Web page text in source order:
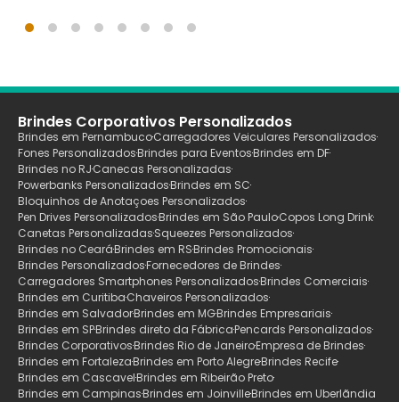
Brindes Corporativos Personalizados
Brindes em PernambucoCarregadores Veiculares Personalizados
Fones PersonalizadosBrindes para EventosBrindes em DF
Brindes no RJCanecas Personalizadas
Powerbanks PersonalizadosBrindes em SC
Bloquinhos de Anotaçoes Personalizados
Pen Drives PersonalizadosBrindes em São PauloCopos Long Drink
Canetas PersonalizadasSqueezes Personalizados
Brindes no CearáBrindes em RSBrindes Promocionais
Brindes PersonalizadosFornecedores de Brindes
Carregadores Smartphones PersonalizadosBrindes Comerciais
Brindes em CuritibaChaveiros Personalizados
Brindes em SalvadorBrindes em MGBrindes Empresariais
Brindes em SPBrindes direto da FábricaPencards Personalizados
Brindes CorporativosBrindes Rio de JaneiroEmpresa de Brindes
Brindes em FortalezaBrindes em Porto AlegreBrindes Recife
Brindes em CascavelBrindes em Ribeirão Preto
Brindes em CampinasBrindes em JoinvilleBrindes em Uberlãndia